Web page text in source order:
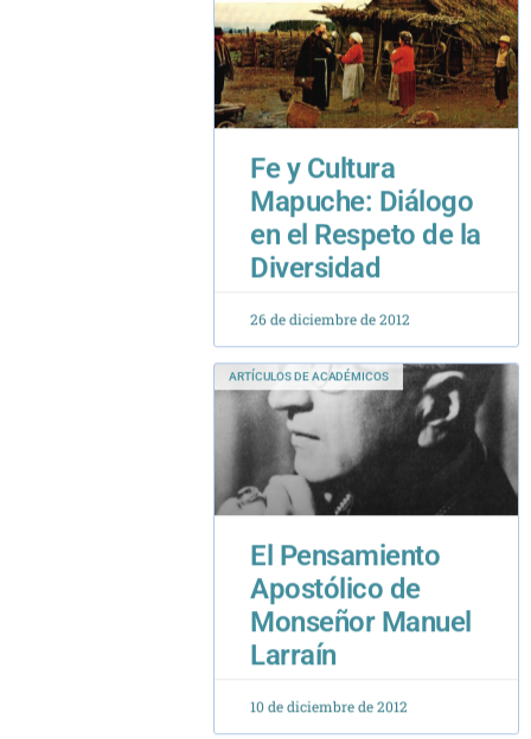
Fe y Cultura
Mapuche: Diálogo
en el Respeto de la
Diversidad
26 de diciembre de 2012
El Pensamiento
Apostólico de
Monseñor Manuel
Larraín
10 de diciembre de 2012